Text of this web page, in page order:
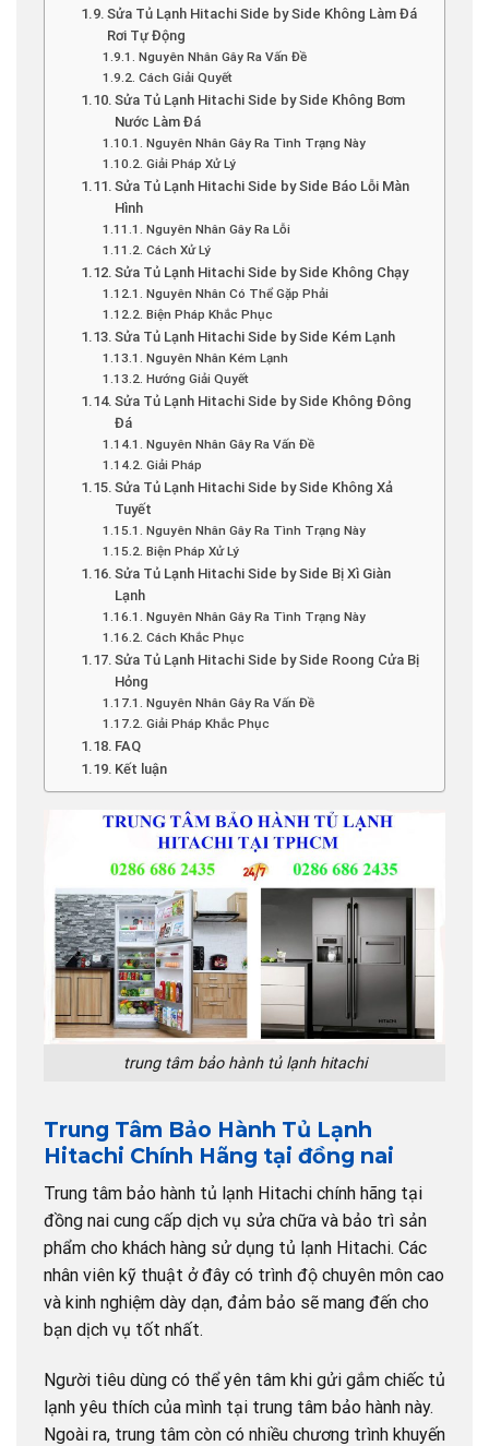
Sửa Tủ Lạnh Hitachi Side by Side Không Làm Đá
Rơi Tự Động
Nguyên Nhân Gây Ra Vấn Đề
Cách Giải Quyết
Sửa Tủ Lạnh Hitachi Side by Side Không Bơm
Nước Làm Đá
Nguyên Nhân Gây Ra Tình Trạng Này
Giải Pháp Xử Lý
Sửa Tủ Lạnh Hitachi Side by Side Báo Lỗi Màn
Hình
Nguyên Nhân Gây Ra Lỗi
Cách Xử Lý
Sửa Tủ Lạnh Hitachi Side by Side Không Chạy
Nguyên Nhân Có Thể Gặp Phải
Biện Pháp Khắc Phục
Sửa Tủ Lạnh Hitachi Side by Side Kém Lạnh
Nguyên Nhân Kém Lạnh
Hướng Giải Quyết
Sửa Tủ Lạnh Hitachi Side by Side Không Đông
Đá
Nguyên Nhân Gây Ra Vấn Đề
Giải Pháp
Sửa Tủ Lạnh Hitachi Side by Side Không Xả
Tuyết
Nguyên Nhân Gây Ra Tình Trạng Này
Biện Pháp Xử Lý
Sửa Tủ Lạnh Hitachi Side by Side Bị Xì Giàn
Lạnh
Nguyên Nhân Gây Ra Tình Trạng Này
Cách Khắc Phục
Sửa Tủ Lạnh Hitachi Side by Side Roong Cửa Bị
Hỏng
Nguyên Nhân Gây Ra Vấn Đề
Giải Pháp Khắc Phục
FAQ
Kết luận
trung tâm bảo hành tủ lạnh hitachi
Trung Tâm Bảo Hành Tủ Lạnh
Hitachi Chính Hãng tại đồng nai
Trung tâm bảo hành tủ lạnh Hitachi chính hãng tại
đồng nai cung cấp dịch vụ sửa chữa và bảo trì sản
phẩm cho khách hàng sử dụng tủ lạnh Hitachi. Các
nhân viên kỹ thuật ở đây có trình độ chuyên môn cao
và kinh nghiệm dày dạn, đảm bảo sẽ mang đến cho
bạn dịch vụ tốt nhất.
Người tiêu dùng có thể yên tâm khi gửi gắm chiếc tủ
lạnh yêu thích của mình tại trung tâm bảo hành này.
Ngoài ra, trung tâm còn có nhiều chương trình khuyến